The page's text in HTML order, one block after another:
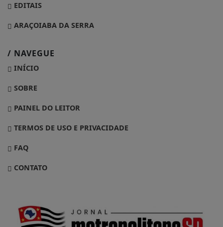
EDITAIS
ARAÇOIABA DA SERRA
/ NAVEGUE
INÍCIO
SOBRE
PAINEL DO LEITOR
TERMOS DE USO E PRIVACIDADE
FAQ
CONTATO